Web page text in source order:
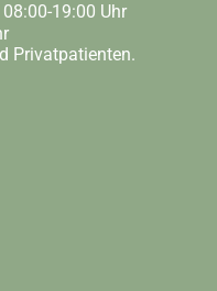
19:00 Uhr
Privatpatienten.